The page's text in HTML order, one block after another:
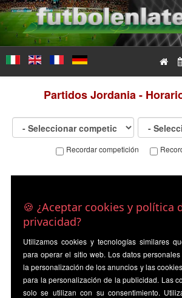
PartidosJordania -
Recordar competición
🍪 ¿Aceptar cookies y política
privacidad?
Utilizamos cookies y tecnologías similares
para operar el sitio web. Los datos
la personalización de los anuncios y las
para la personalización de la publicidad. Las
solo se utilizan con su consentimiento.